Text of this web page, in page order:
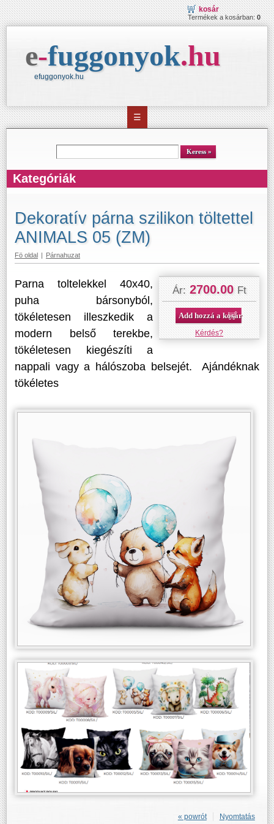
kosár
Termékek a kosárban:0
e-fuggonyok.hu
efuggonyok.hu
☰
Kategóriák
Dekoratív párna szilikon töltettel
ANIMALS 05 (ZM)
Fö oldal | Párnahuzat
Ár: 2700.00 Ft
Add hozzá a kosárhoz
Kérdés?
Parna toltelekkel 40x40,
puha bársonyból,
tökéletesen illeszkedik a
modern belső terekbe,
tökéletesen kiegészíti a
nappali vagy a hálószoba belsejét. Ajándéknak
tökéletes
Nyomtatás
« powrót